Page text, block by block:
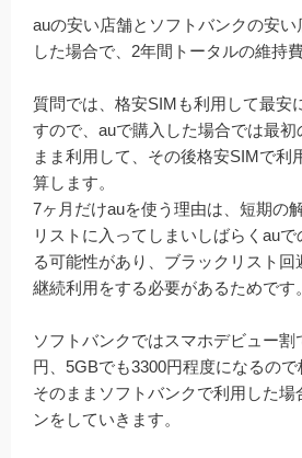
auの安い店舗とソフトバンクの安い
した場合で、2年間トータルの維持
質問では、格安SIMも利用して最安
すので、auで購入した場合では最
まま利用して、その後格安SIMで利
算します。
7ヶ月だけauを使う理由は、短期の
リストに入ってしまいしばらくau
る可能性があり、ブラックリスト回
継続利用をする必要があるためです。
ソフトバンクではスマホデビュー割
円、5GBでも3300円程度になるの
そのままソフトバンクで利用した場
ンをしていきます。